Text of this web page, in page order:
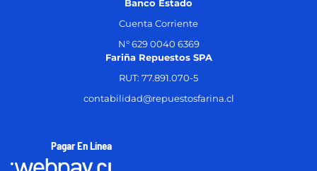
Banco Estado
Cuenta Corriente
N° 629 0040 6369
Fariña Repuestos SPA
RUT: 77.891.070-5
contabilidad@repuestosfarina.cl
Pagar En Línea